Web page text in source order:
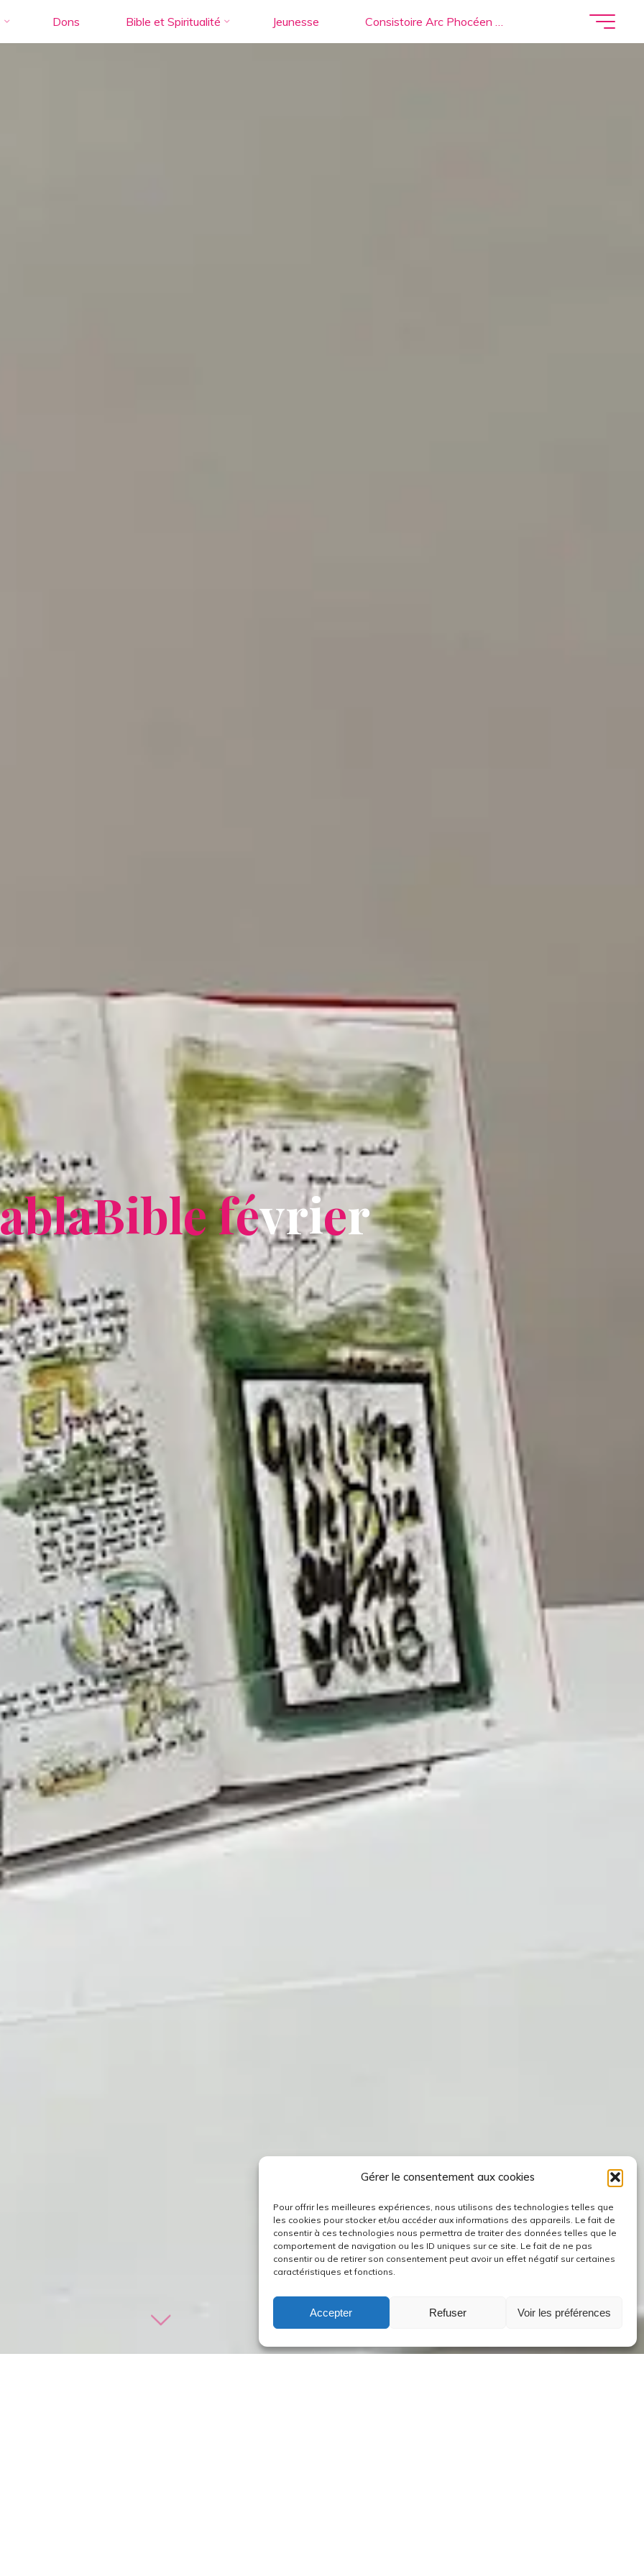
Gérer le consentement aux cookies
Pour offrir les meilleures expériences, nous utilisons des technologies telles que
les cookies pour stocker et/ou accéder aux informations des appareils. Le fait de
consentir à ces technologies nous permettra de traiter des données telles que le
comportement de navigation ou les ID uniques sur ce site. Le fait de ne pas
consentir ou de retirer son consentement peut avoir un effet négatif sur certaines
caractéristiques et fonctions.
Accepter Refuser Voir les préférences
Dons Bible et Spiritualité Jeunesse Consistoire Arc Phocéen …
blaBiblefévrier